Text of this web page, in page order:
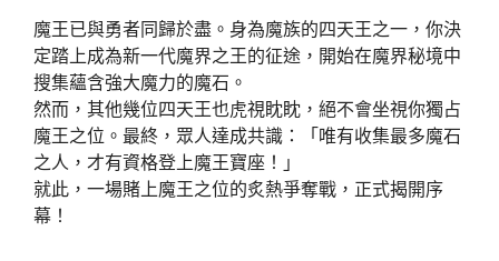
魔王已與勇者同歸於盡。身為魔族的四天王之一，你決
定踏上成為新一代魔界之王的征途，開始在魔界秘境中
搜集蘊含強大魔力的魔石。
然而，其他幾位四天王也虎視眈眈，絕不會坐視你獨占
魔王之位。最終，眾人達成共識：「唯有收集最多魔石
之人，才有資格登上魔王寶座！」
就此，一場賭上魔王之位的炙熱爭奪戰，正式揭開序
幕！